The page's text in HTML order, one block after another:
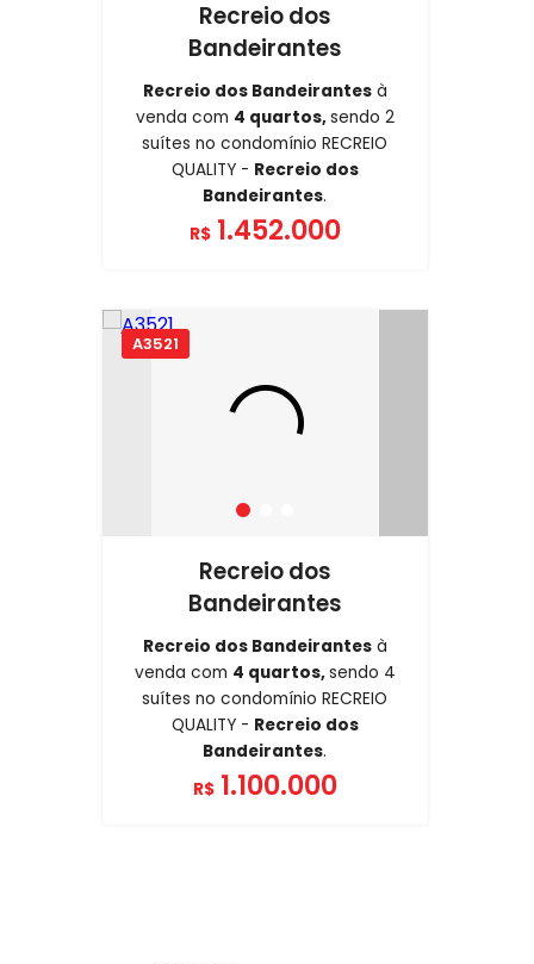
Recreio dos
Bandeirantes
Recreio dos Bandeirantesà
venda com 4 quartos,sendo 2
suítes no condomínio RECREIO
QUALITY - Recreio dos
Bandeirantes.
R$ 1.452.000
A3521
Recreio dos
Bandeirantes
Recreio dos Bandeirantesà
venda com 4 quartos,sendo 4
suítes no condomínio RECREIO
QUALITY - Recreio dos
Bandeirantes.
R$ 1.100.000